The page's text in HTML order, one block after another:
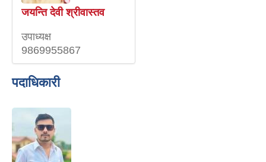
जयन्ति देवी श्रीवास्तव
उपाध्यक्ष
9869955867
पदाधिकारी